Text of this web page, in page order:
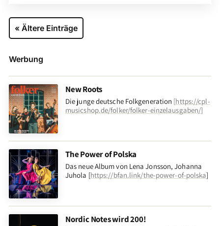
« Ältere Einträge
Werbung
New Roots
Die junge deutsche Folkgeneration [https://cpl-
musicshop.de/folker/folker-einzelausgaben/]
The Power of Polska
Das neue Album von Lena Jonsson, Johanna
Juhola [https://bfan.link/the-power-of-polska]
Nordic Notes wird 200!